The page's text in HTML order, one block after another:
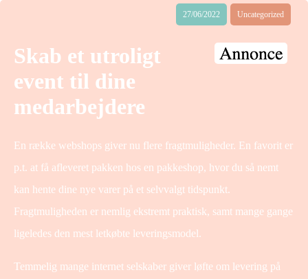
27/06/2022 Uncategorized
Skab et utroligt
event til dine
medarbejdere
En række webshops giver nu flere fragtmuligheder. En favorit er
p.t. at få afleveret pakken hos en pakkeshop, hvor du så nemt
kan hente dine nye varer på et selvvalgt tidspunkt.
Fragtmuligheden er nemlig ekstremt praktisk, samt mange gange
ligeledes den mest letkøbte leveringsmodel.
Temmelig mange internet selskaber giver løfte om levering på